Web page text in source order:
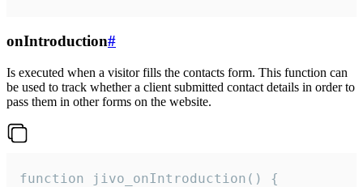
onIntroduction#
Is executed when a visitor fills the contacts form. This function can
be used to track whether a client submitted contact details in order to
pass them in other forms on the website.
function jivo_onIntroduction() {